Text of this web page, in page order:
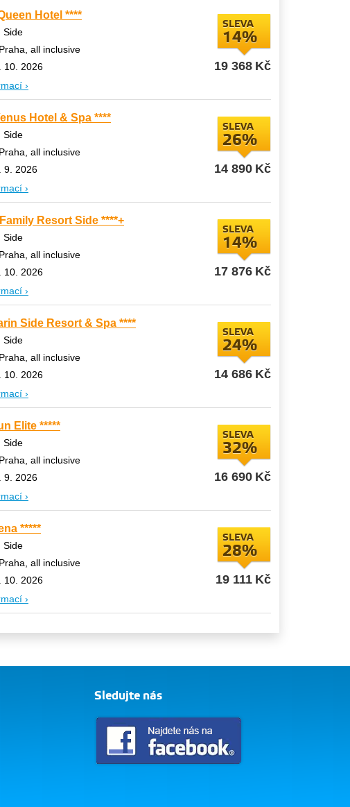
Hotel ****
Side
all inclusive
10. 2026
›
SLEVA
14%
19 368 Kč
Hotel & Spa ****
Side
all inclusive
9. 2026
›
SLEVA
26%
14 890 Kč
Resort Side ****+
Side
all inclusive
10. 2026
›
SLEVA
14%
17 876 Kč
Side Resort & Spa ****
Side
all inclusive
10. 2026
›
SLEVA
24%
14 686 Kč
Elite *****
Side
all inclusive
9. 2026
›
SLEVA
32%
16 690 Kč
*****
Side
all inclusive
10. 2026
›
SLEVA
28%
19 111 Kč
Sledujte nás